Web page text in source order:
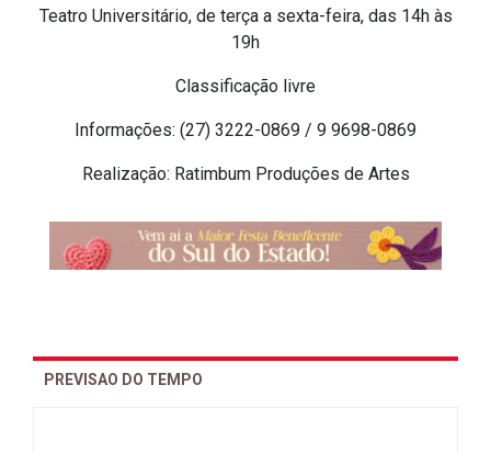
Teatro Universitário, de terça a sexta-feira, das 14h às
19h
Classificação livre
Informações: (27) 3222-0869 / 9 9698-0869
Realização: Ratimbum Produções de Artes
PREVISAO DO TEMPO